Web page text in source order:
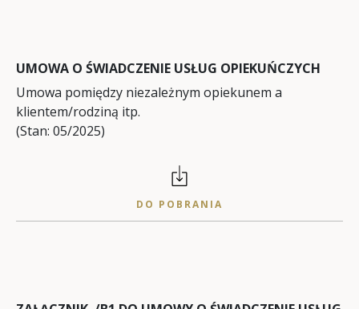
UMOWA O ŚWIADCZENIE USŁUG OPIEKUŃCZYCH
Umowa pomiędzy niezależnym opiekunem a
klientem/rodziną itp.
(Stan: 05/2025)
DO POBRANIA